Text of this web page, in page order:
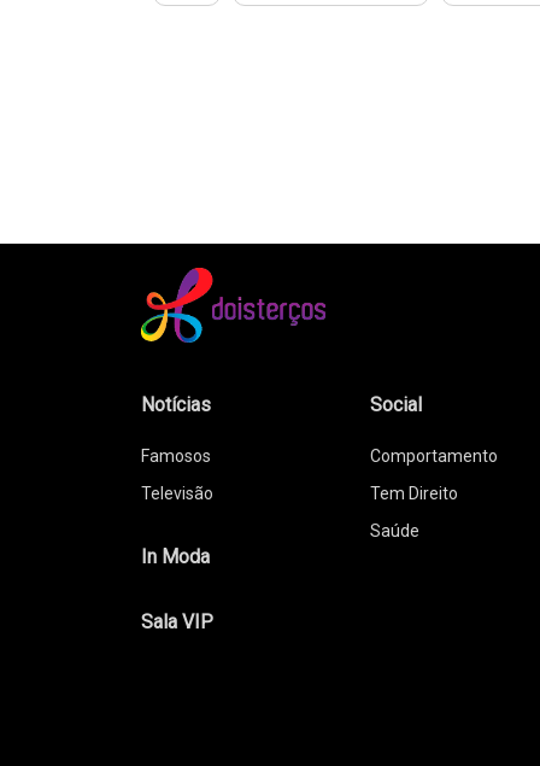
Notícias
Famosos
Televisão
In Moda
Sala VIP
Social
Comportamento
Tem Direito
Saúde